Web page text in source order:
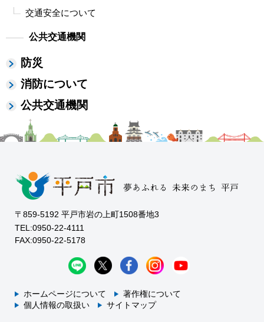
交通安全について
公共交通機関
防災
消防について
公共交通機関
〒859-5192 平戸市岩の上町1508番地3
TEL:0950-22-4111
FAX:0950-22-5178
ホームページについて
著作権について
個人情報の取扱い
サイトマップ